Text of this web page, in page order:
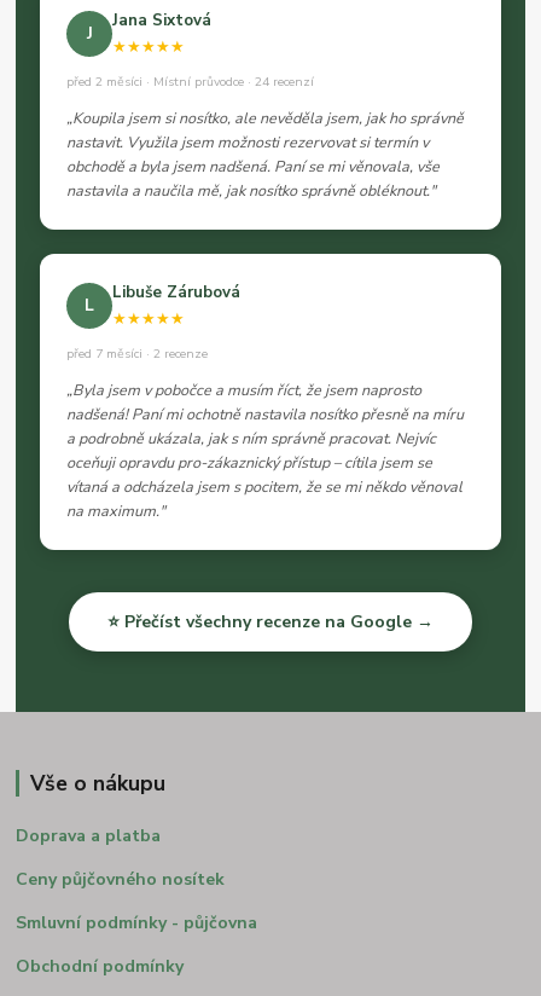
J
Jana Sixtová
★★★★★
před 2 měsíci · Místní průvodce · 24 recenzí
„Koupila jsem si nosítko, ale nevěděla jsem, jak ho správně
nastavit. Využila jsem možnosti rezervovat si termín v
obchodě a byla jsem nadšená. Paní se mi věnovala, vše
nastavila a naučila mě, jak nosítko správně obléknout."
L
Libuše Zárubová
★★★★★
před 7 měsíci · 2 recenze
„Byla jsem v pobočce a musím říct, že jsem naprosto
nadšená! Paní mi ochotně nastavila nosítko přesně na míru
a podrobně ukázala, jak s ním správně pracovat. Nejvíc
oceňuji opravdu pro-zákaznický přístup – cítila jsem se
vítaná a odcházela jsem s pocitem, že se mi někdo věnoval
na maximum."
⭐ Přečíst všechny recenze na Google →
Vše o nákupu
Doprava a platba
Ceny půjčovného nosítek
Smluvní podmínky - půjčovna
Obchodní podmínky